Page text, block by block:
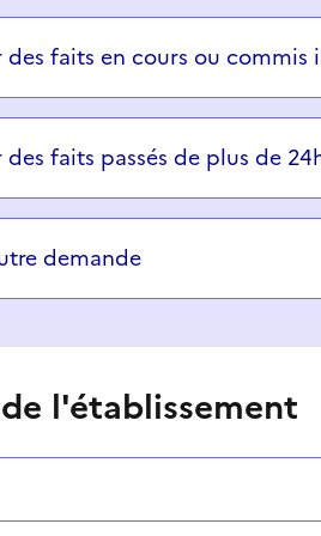
successives et les réponses
des faits en cours ou commis
des faits passés de plus de
demande
l'établissement